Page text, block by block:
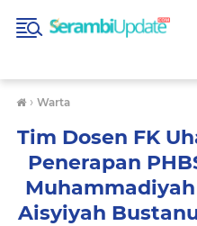
› Warta
Tim Dosen FK
Penerapan
Aisyiyah